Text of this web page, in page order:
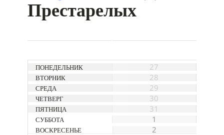
Престарелых
Календарный
Месяц
Навигации
27
28
29
30
31
1
2